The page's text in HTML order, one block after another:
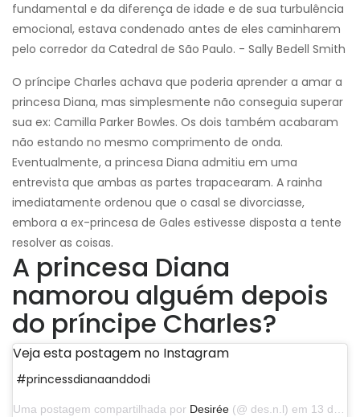
fundamental e da diferença de idade e de sua turbulência
emocional, estava condenado antes de eles caminharem
pelo corredor da Catedral de São Paulo. - Sally Bedell Smith
O príncipe Charles achava que poderia aprender a amar a
princesa Diana, mas simplesmente não conseguia superar
sua ex: Camilla Parker Bowles. Os dois também acabaram
não estando no mesmo comprimento de onda.
Eventualmente, a princesa Diana admitiu em uma
entrevista que ambas as partes trapacearam. A rainha
imediatamente ordenou que o casal se divorciasse,
embora a ex-princesa de Gales estivesse disposta a tente
resolver as coisas.
A princesa Diana
namorou alguém depois
do príncipe Charles?
Veja esta postagem no Instagram
#princessdianaanddodi
Uma postagem compartilhada por Desirée (@ des.n.l) em 13 de abril de 2014 às 12h43 PDT